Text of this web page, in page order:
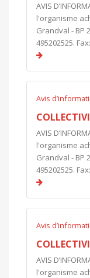
AVIS
l'organisme
Grandval - BP
495202525.
Avis
AVIS
l'organisme
Grandval - BP
495202525.
Avis
AVIS
l'organisme